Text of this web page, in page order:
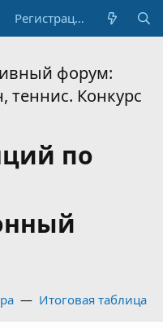
Регистрация
форум:
теннис. Конкурс
по
— Итоговая таблица